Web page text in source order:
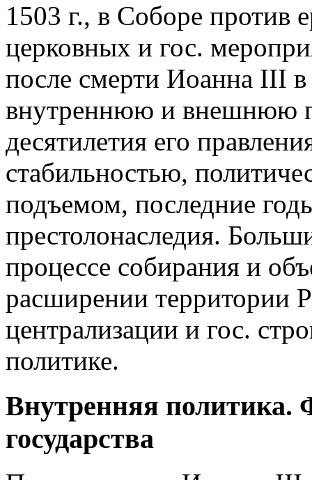
1503 г., в Соборе против
церковных и гос.
после смерти Иоанна III
внутреннюю и внешнюю
десятилетия его
стабильностью,
подъемом, последние
престолонаследия.
процессе собирания и
расширении территории
централизации и гос.
политике.
Внутренняя политика.
государства